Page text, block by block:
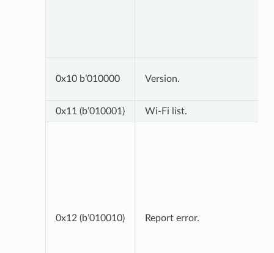
0x10 b’010000 Version.
0x11 (b’010001) Wi-Fi list.
0x12 (b’010010) Report error.